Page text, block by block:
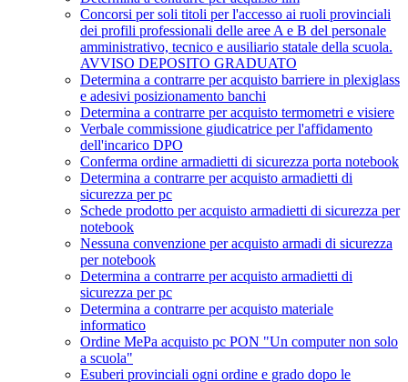
Concorsi per soli titoli per l'accesso ai ruoli provinciali
dei profili professionali delle aree A e B del personale
amministrativo, tecnico e ausiliario statale della scuola.
AVVISO DEPOSITO GRADUATO
Determina a contrarre per acquisto barriere in plexiglass
e adesivi posizionamento banchi
Determina a contrarre per acquisto termometri e visiere
Verbale commissione giudicatrice per l'affidamento
dell'incarico DPO
Conferma ordine armadietti di sicurezza porta notebook
Determina a contrarre per acquisto armadietti di
sicurezza per pc
Schede prodotto per acquisto armadietti di sicurezza per
notebook
Nessuna convenzione per acquisto armadi di sicurezza
per notebook
Determina a contrarre per acquisto armadietti di
sicurezza per pc
Determina a contrarre per acquisto materiale
informatico
Ordine MePa acquisto pc PON "Un computer non solo
a scuola"
Esuberi provinciali ogni ordine e grado dopo le